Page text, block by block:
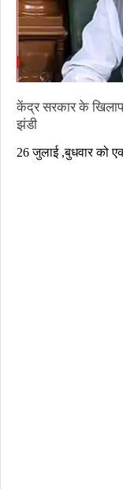
केंद्र सरकार के खिलाफ
झंडी
07-
26 जुलाई ,बुधवार को